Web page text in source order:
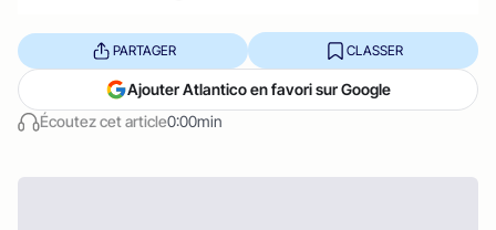
Écoutez cet article0:00min
PARTAGER CLASSER
Ajouter Atlantico en favori sur Google